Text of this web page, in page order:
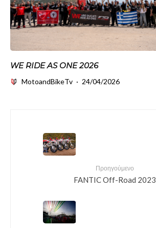
WE RIDE AS ONE 2026
MotoandBikeTv · 24/04/2026
Προηγούμενο
FANTIC Off-Road 2023